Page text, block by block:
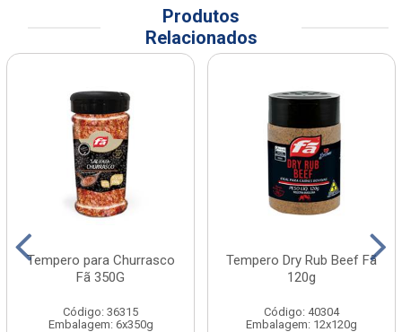
Produtos
Relacionados
Tempero para Churrasco
Fã 350G
Código: 36315
Embalagem: 6x350g
Tempero Dry Rub Beef Fã
120g
Código: 40304
Embalagem: 12x120g